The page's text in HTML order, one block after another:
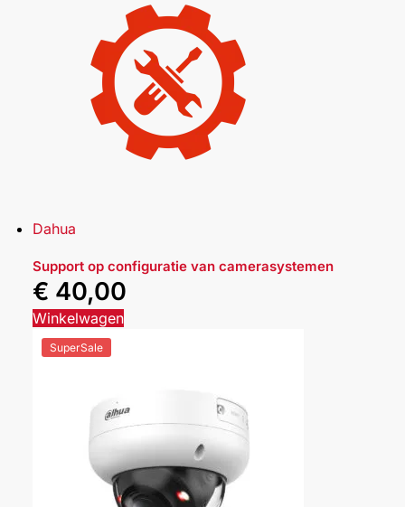
Dahua
Support op configuratie van camerasystemen
€ 40,00
Winkelwagen
SuperSale